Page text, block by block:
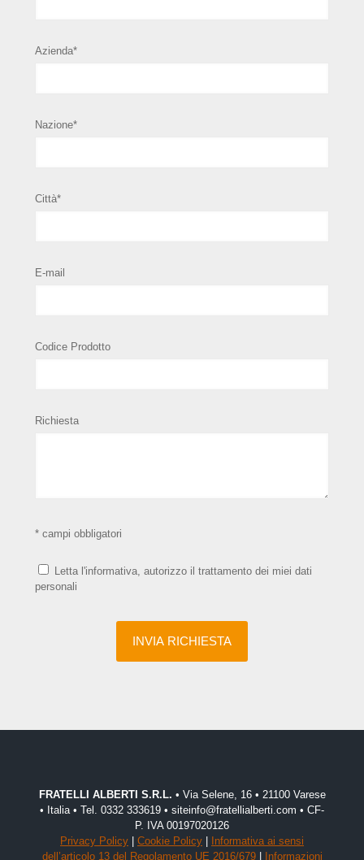
Azienda*
Nazione*
Città*
E-mail
Codice Prodotto
Richiesta
* campi obbligatori
Letta l'informativa, autorizzo il trattamento dei miei dati
personali
FRATELLI ALBERTI S.R.L. • Via Selene, 16 • 21100 Varese
• Italia • Tel. 0332 333619 • siteinfo@fratellialberti.com • CF-
P. IVA 00197020126
Privacy Policy
Cookie Policy
Informativa ai sensi
dell’articolo 13 del Regolamento UE 2016/679| Informazioni